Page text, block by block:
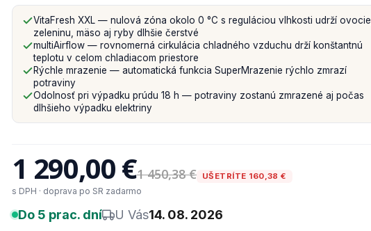
VitaFresh XXL — nulová zóna okolo 0 °C s reguláciou vlhkosti udrží ovocie,
zeleninu, mäso aj ryby dlhšie čerstvé
multiAirflow — rovnomerná cirkulácia chladného vzduchu drží konštantnú
teplotu v celom chladiacom priestore
Rýchle mrazenie — automatická funkcia SuperMrazenie rýchlo zmrazí
potraviny
Odolnosť pri výpadku prúdu 18 h — potraviny zostanú zmrazené aj počas
dlhšieho výpadku elektriny
1 290,00 €1 450,38 € UŠETRÍTE 160,38 €
s DPH · doprava po SR zadarmo
Do 5 prac. dní U Vás14. 08. 2026